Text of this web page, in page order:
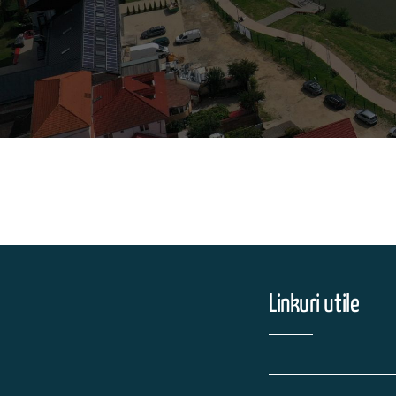
Linkuri utile